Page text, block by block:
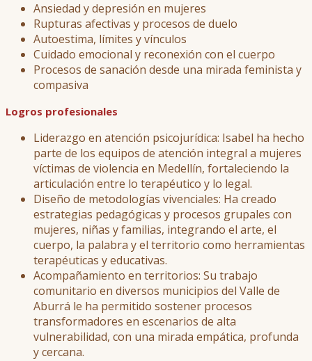
Ansiedad y depresión en mujeres
Rupturas afectivas y procesos de duelo
Autoestima, límites y vínculos
Cuidado emocional y reconexión con el cuerpo
Procesos de sanación desde una mirada feminista y
compasiva
Logros profesionales
Liderazgo en atención psicojurídica: Isabel ha hecho
parte de los equipos de atención integral a mujeres
víctimas de violencia en Medellín, fortaleciendo la
articulación entre lo terapéutico y lo legal.
Diseño de metodologías vivenciales: Ha creado
estrategias pedagógicas y procesos grupales con
mujeres, niñas y familias, integrando el arte, el
cuerpo, la palabra y el territorio como herramientas
terapéuticas y educativas.
Acompañamiento en territorios: Su trabajo
comunitario en diversos municipios del Valle de
Aburrá le ha permitido sostener procesos
transformadores en escenarios de alta
vulnerabilidad, con una mirada empática, profunda
y cercana.